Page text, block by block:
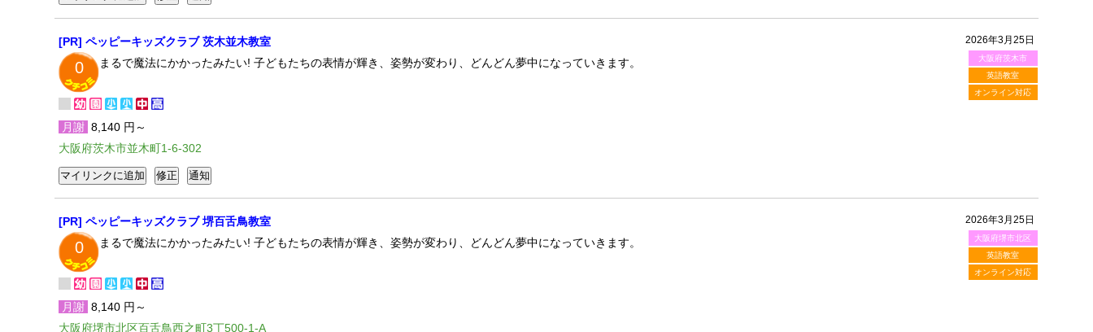
2026年3月25日
大阪府茨木市
英語教室
オンライン対応
[PR] ペッピーキッズクラブ 茨木並木教室
0 まるで魔法にかかったみたい! 子どもたちの表情が輝き、姿勢が変わり、どんどん夢中になっていきます。
月謝 8,140 円～
大阪府茨木市並木町1-6-302
2026年3月25日
大阪府堺市北区
英語教室
オンライン対応
[PR] ペッピーキッズクラブ 堺百舌鳥教室
0 まるで魔法にかかったみたい! 子どもたちの表情が輝き、姿勢が変わり、どんどん夢中になっていきます。
月謝 8,140 円～
大阪府堺市北区百舌鳥西之町3丁500-1-A